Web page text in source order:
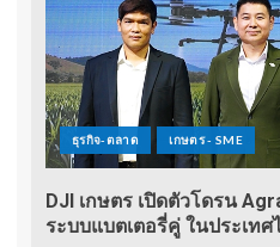
ธุรกิจ-ตลาด เกษตร - SME
DJI เกษตร เปิดตัวโดรน
ระบบแบตเตอรี่คู่ ในประเทศ